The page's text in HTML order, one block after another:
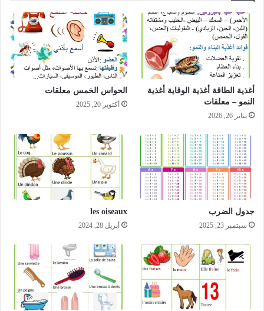
أغذية الطاقة أغذية الوقاية أغذية
النمو – معلقات
يناير 26, 2026
الحواس الخمس معلقات
أكتوبر 20, 2025
جدول الضرب
سبتمبر 23, 2025
les oiseaux
أبريل 28, 2024